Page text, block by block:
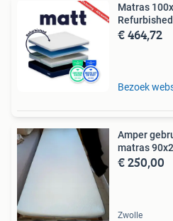
Matras
€ 464,72
Bezoek
Amper
matras
€ 250,00
Zwolle